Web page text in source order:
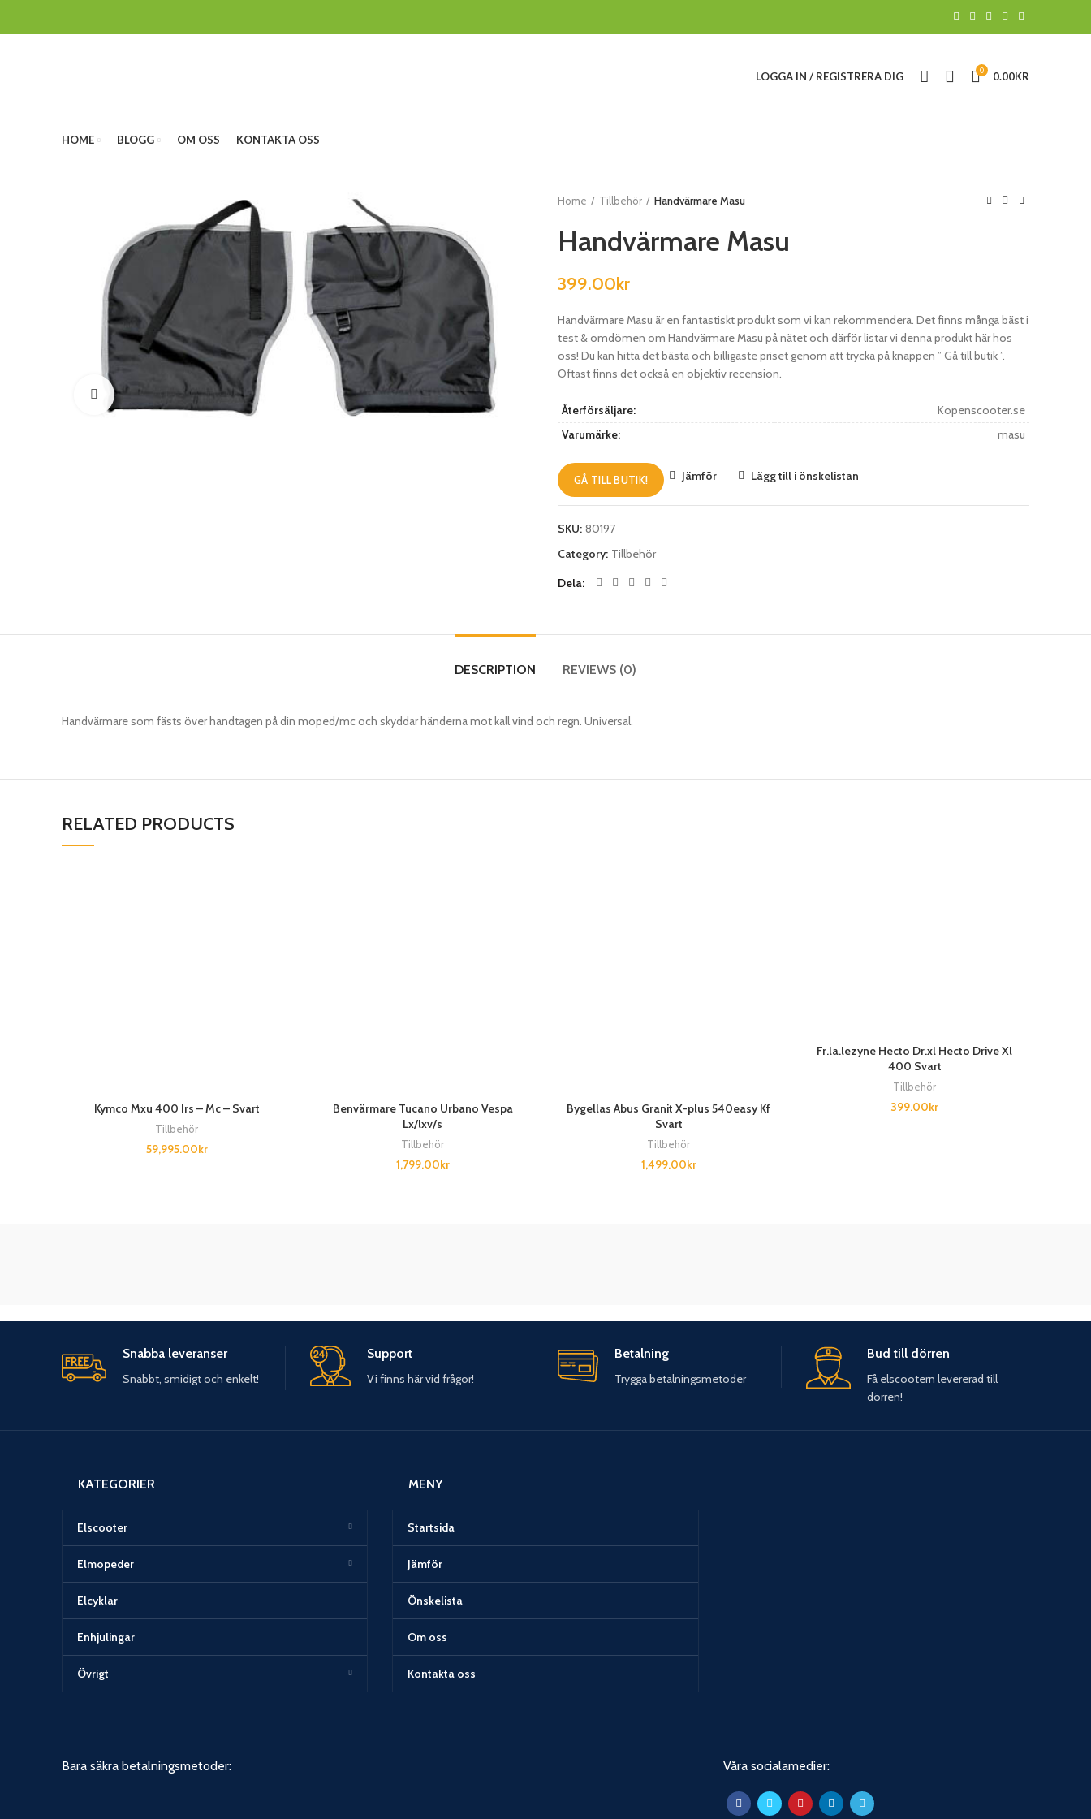
LOGGA IN / REGISTRERA DIG 0 0.00KR
HOME BLOGG OM OSS KONTAKTA OSS
Klicka för att förstora
Home Tillbehör Handvärmare Masu
Handvärmare Masu
399.00kr
Handvärmare Masu är en fantastiskt produkt som vi kan rekommendera. Det finns många bäst i
test & omdömen om Handvärmare Masu på nätet och därför listar vi denna produkt här hos
oss! Du kan hitta det bästa och billigaste priset genom att trycka på knappen ” Gå till butik ”.
Oftast finns det också en objektiv recension.
Återförsäljare:
Kopenscooter.se
Varumärke:
masu
GÅ TILL BUTIK! Jämför Lägg till i önskelistan
SKU: 80197
Category: Tillbehör
Dela
DESCRIPTION REVIEWS (0)
Handvärmare som fästs över handtagen på din moped/mc och skyddar händerna mot kall vind och regn. Universal.
RELATED PRODUCTS
Kymco Mxu 400 Irs – Mc – Svart
Tillbehör
59,995.00kr
Benvärmare Tucano Urbano Vespa
Lx/lxv/s
Tillbehör
1,799.00kr
Bygellas Abus Granit X-plus 540easy Kf
Svart
Tillbehör
1,499.00kr
Fr.la.lezyne Hecto Dr.xl Hecto Drive Xl
400 Svart
Tillbehör
399.00kr
Snabba leveranser
Snabbt, smidigt och enkelt!
Support
Vi finns här vid frågor!
Betalning
Trygga betalningsmetoder
Bud till dörren
Få elscootern levererad till
dörren!
KATEGORIER
Elscooter
Elmopeder
Elcyklar
Enhjulingar
Övrigt
MENY
Startsida
Jämför
Önskelista
Om oss
Kontakta oss
Bara säkra betalningsmetoder: Våra socialamedier: